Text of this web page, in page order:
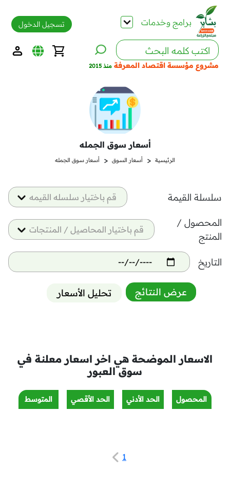
برامج وخدمات
مشروع مؤسسة اقتصاد المعرفة منذ 2015
تسجيل الدخول
أسعار سوق الجمله
الرئيسية < أسعار السوق < أسعار سوق الجمله
سلسلة القيمة قم باختيار سلسله القيمه
المحصول /
المنتج
قم باختيار المحاصيل / المنتجات
التاريخ
عرض النتائج تحليل الأسعار
الاسعار الموضحة هي اخر اسعار معلنة في
سوق العبور
المحصول الحد الأدني الحد الأقصي المتوسط
1